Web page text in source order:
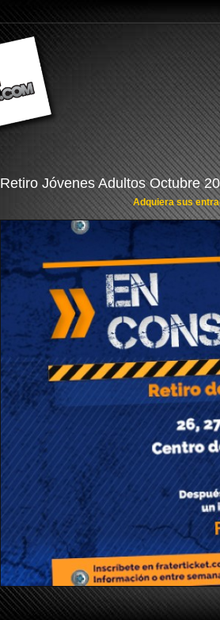
Retiro Jóvenes Adultos Octubre
Adquiera sus